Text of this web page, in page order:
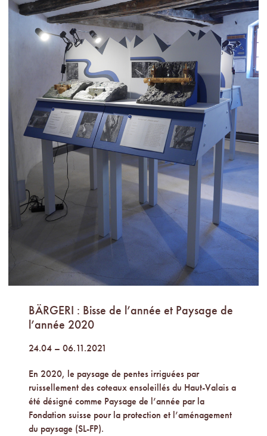
BÄRGERI : Bisse de l’année et Paysage de
l’année 2020
24.04 – 06.11.2021
En 2020, le paysage de pentes irriguées par
ruissellement des coteaux ensoleillés du Haut-Valais a
été désigné comme Paysage de l’année par la
Fondation suisse pour la protection et l’aménagement
du paysage (SL-FP).